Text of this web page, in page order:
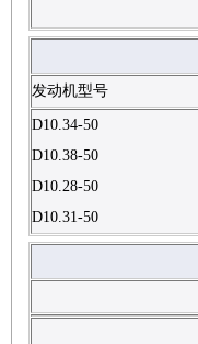
发动机型号
D10.34-50
D10.38-50
D10.28-50
D10.31-50